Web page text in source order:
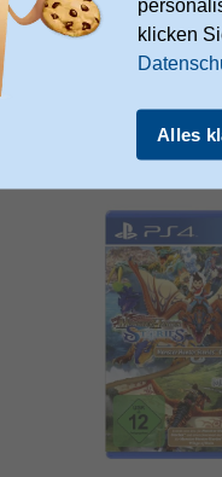
klicken
Alles